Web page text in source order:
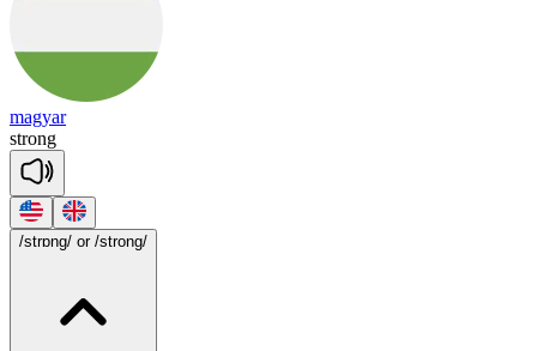
magyar
strong
/strɒng/ or /strong/